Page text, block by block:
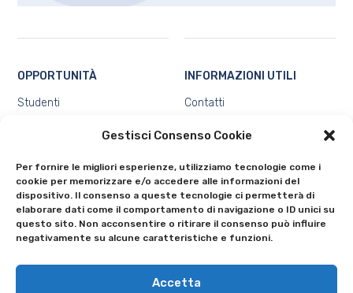
Gestisci Consenso Cookie
Per fornire le migliori esperienze, utilizziamo tecnologie come i
cookie per memorizzare e/o accedere alle informazioni del
dispositivo. Il consenso a queste tecnologie ci permetterà di
elaborare dati come il comportamento di navigazione o ID unici su
questo sito. Non acconsentire o ritirare il consenso può influire
negativamente su alcune caratteristiche e funzioni.
Accetta
OPPORTUNITÀ
Studenti
INFORMAZIONI UTILI
Contatti
Privacy e Protezione dei dati
Cookie Policy (UE)